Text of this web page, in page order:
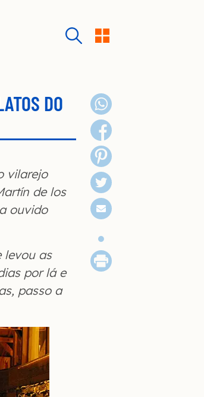
DO
vilarejo
de los
ouvido
levou as
por lá e
passo a